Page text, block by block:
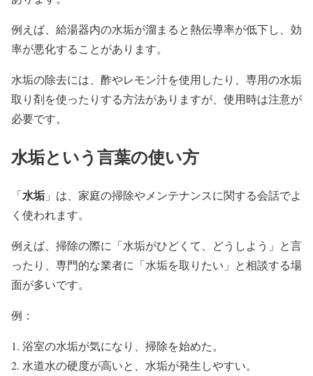
例えば、給湯器内の水垢が溜まると熱伝導率が低下し、効
率が悪化することがあります。
水垢の除去には、酢やレモン汁を使用したり、専用の水垢
取り剤を使ったりする方法がありますが、使用時は注意が
必要です。
水垢という言葉の使い方
「水垢 」は、家庭の掃除やメンテナンスに関する会話でよ
く使われます。
例えば、掃除の際に「水垢がひどくて、どうしよう」と言
ったり、専門的な業者に「水垢を取りたい」と相談する場
面が多いです。
例：
浴室の水垢が気になり、掃除を始めた。
水道水の硬度が高いと、水垢が発生しやすい。